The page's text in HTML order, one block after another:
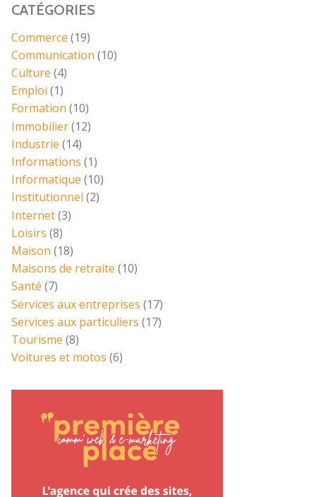
CATÉGORIES
Commerce (19)
Communication (10)
Culture (4)
Emploi (1)
Formation (10)
Immobilier(12)
Industrie (14)
Informations (1)
Informatique (10)
Institutionnel (2)
Internet(3)
Loisirs (8)
Maison (18)
Maisons de retraite (10)
Santé (7)
Services aux entreprises (17)
Services aux particuliers (17)
Tourisme (8)
Voitures et motos (6)